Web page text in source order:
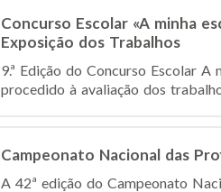
Concurso Escolar «A minha
Exposição dos Trabalhos
9.ª Edição do Concurso Escolar
procedido à avaliação dos
Campeonato Nacional das
A 42ª edição do Campeonato